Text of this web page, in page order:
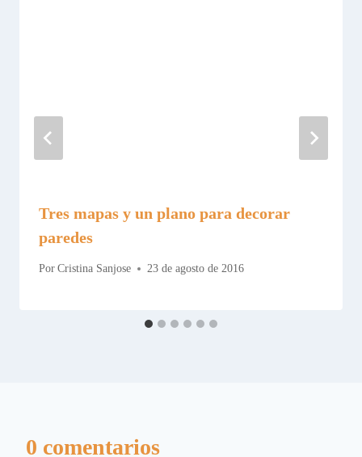
Tres mapas y un plano para decorar
paredes
Por Cristina Sanjose 23 de agosto de 2016
0 comentarios